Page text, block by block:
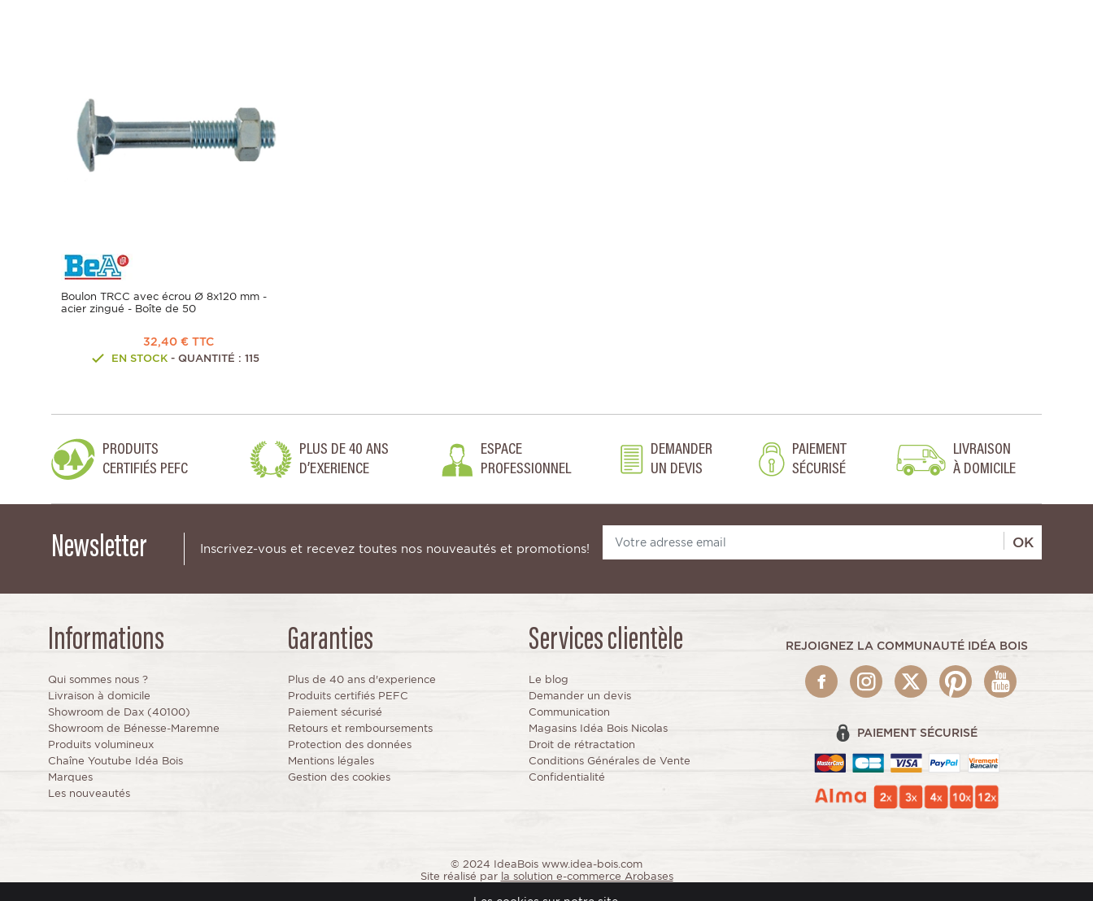
Boulon TRCC avec écrou Ø 8x120 mm -
acier zingué - Boîte de 50
32,40 € TTC
EN STOCK - QUANTITÉ : 115
PRODUITS
CERTIFIÉS PEFC
PLUS DE 40 ANS
D’EXERIENCE
ESPACE
PROFESSIONNEL
DEMANDER
UN DEVIS
PAIEMENT
SÉCURISÉ
LIVRAISON
À DOMICILE
Newsletter Inscrivez-vous et recevez toutes nos nouveautés et promotions! OK
Informations
Qui sommes nous ?
Livraison à domicile
Showroom de Dax (40100)
Showroom de Bénesse-Maremne
Produits volumineux
Chaîne Youtube Idéa Bois
Marques
Les nouveautés
Garanties
Plus de 40 ans d'experience
Produits certifiés PEFC
Paiement sécurisé
Retours et remboursements
Protection des données
Mentions légales
Gestion des cookies
Services clientèle
Le blog
Demander un devis
Communication
Magasins Idéa Bois Nicolas
Droit de rétractation
Conditions Générales de Vente
Confidentialité
REJOIGNEZ LA COMMUNAUTÉ IDÉA BOIS
PAIEMENT SÉCURISÉ
© 2024 IdeaBois www.idea-bois.com
Site réalisé par la solution e-commerce Arobases